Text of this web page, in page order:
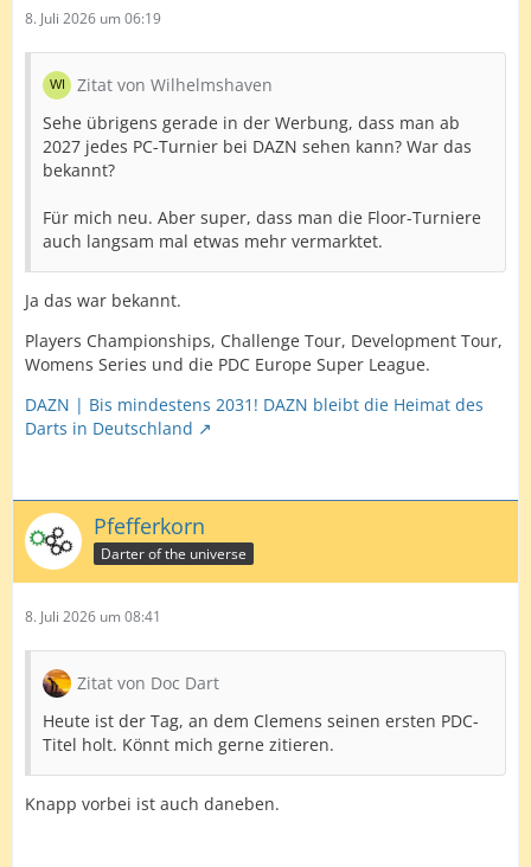
8. Juli 2026 um 06:19
Zitat von Wilhelmshaven
Sehe übrigens gerade in der Werbung, dass man ab
2027 jedes PC-Turnier bei DAZN sehen kann? War das
bekannt?
Für mich neu. Aber super, dass man die Floor-Turniere
auch langsam mal etwas mehr vermarktet.
Ja das war bekannt.
Players Championships, Challenge Tour, Development Tour,
Womens Series und die PDC Europe Super League.
DAZN | Bis mindestens 2031! DAZN bleibt die Heimat des
Darts in Deutschland
Pfefferkorn
Darter of the universe
8. Juli 2026 um 08:41
Zitat von Doc Dart
Heute ist der Tag, an dem Clemens seinen ersten PDC-
Titel holt. Könnt mich gerne zitieren.
Knapp vorbei ist auch daneben.